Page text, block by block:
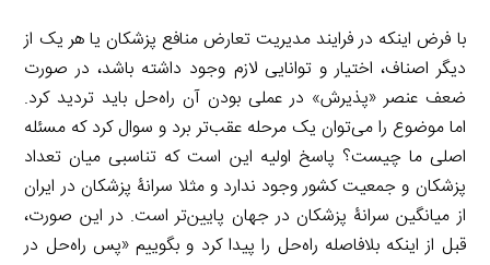
با فرض اینکه در فرایند مدیریت تعارض منافع پزشکان یا هر یک از
دیگر اصناف، اختیار و توانایی لازم وجود داشته باشد، در صورت
ضعف عنصر «پذیرش» در عملی بودن آن راه‌حل باید تردید کرد.
اما موضوع را می‌توان یک مرحله عقب‌تر برد و سوال کرد که مسئله
اصلی ما چیست؟ پاسخ اولیه این است که تناسبی میان تعداد
پزشکان و جمعیت کشور وجود ندارد و مثلا سرانۀ پزشکان در ایران
از میانگین سرانۀ پزشکان در جهان پایین‌تر است. در این صورت،
قبل از اینکه بلافاصله راه‌حل را پیدا کرد و بگوییم «پس راه‌حل در